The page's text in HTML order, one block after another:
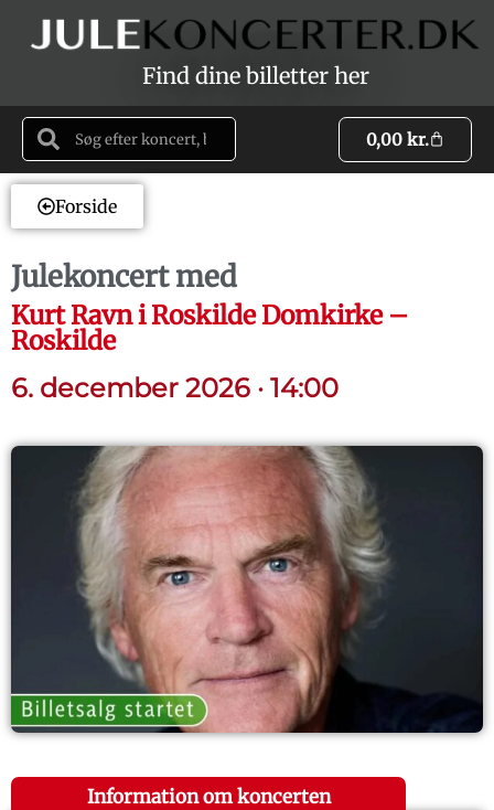
Find dine billetter her
0,00 kr.
Forside
Julekoncert med
Kurt Ravn i Roskilde Domkirke –
Roskilde
6. december 2026 · 14:00
Information om koncerten